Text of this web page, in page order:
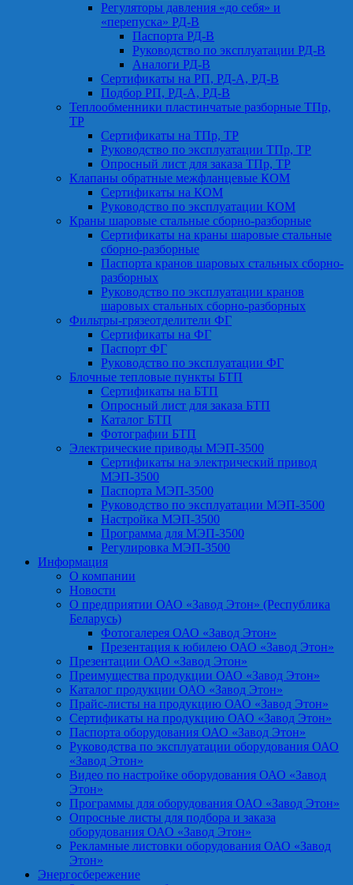
Регуляторы давления «до себя» и
«перепуска» РД-В
Паспорта РД-В
Руководство по эксплуатации РД-В
Аналоги РД-В
Сертификаты на РП, РД-А, РД-В
Подбор РП, РД-А, РД-В
Теплообменники пластинчатые разборные ТПр,
ТР
Сертификаты на ТПр, ТР
Руководство по эксплуатации ТПр, ТР
Опросный лист для заказа ТПр, ТР
Клапаны обратные межфланцевые КОМ
Сертификаты на КОМ
Руководство по эксплуатации КОМ
Краны шаровые стальные сборно-разборные
Сертификаты на краны шаровые стальные
сборно-разборные
Паспорта кранов шаровых стальных сборно-
разборных
Руководство по эксплуатации кранов
шаровых стальных сборно-разборных
Фильтры-грязеотделители ФГ
Сертификаты на ФГ
Паспорт ФГ
Руководство по эксплуатации ФГ
Блочные тепловые пункты БТП
Сертификаты на БТП
Опросный лист для заказа БТП
Каталог БТП
Фотографии БТП
Электрические приводы МЭП-3500
Сертификаты на электрический привод
МЭП-3500
Паспорта МЭП-3500
Руководство по эксплуатации МЭП-3500
Настройка МЭП-3500
Программа для МЭП-3500
Регулировка МЭП-3500
Информация
О компании
Новости
О предприятии ОАО «Завод Этон» (Республика
Беларусь)
Фотогалерея ОАО «Завод Этон»
Презентация к юбилею ОАО «Завод Этон»
Презентации ОАО «Завод Этон»
Преимущества продукции ОАО «Завод Этон»
Каталог продукции ОАО «Завод Этон»
Прайс-листы на продукцию ОАО «Завод Этон»
Сертификаты на продукцию ОАО «Завод Этон»
Паспорта оборудования ОАО «Завод Этон»
Руководства по эксплуатации оборудования ОАО
«Завод Этон»
Видео по настройке оборудования ОАО «Завод
Этон»
Программы для оборудования ОАО «Завод Этон»
Опросные листы для подбора и заказа
оборудования ОАО «Завод Этон»
Рекламные листовки оборудования ОАО «Завод
Этон»
Энергосбережение